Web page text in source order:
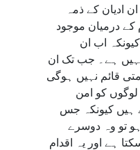
ادیان کے ذمہ
کے درمیان موجود
اب ان
ہے۔ جب تک ان
قائم نہیں ہوگى
کو امن
ہیں کیونکہ جس
تو وہ دوسرے
ہے اور یہ اقدام